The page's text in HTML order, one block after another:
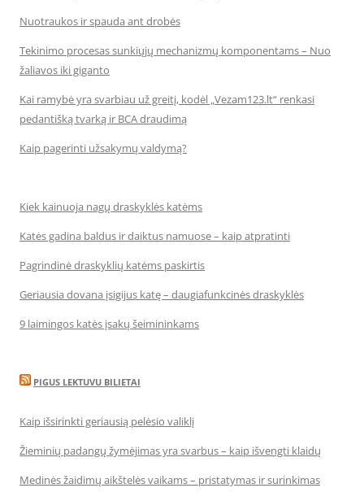
Nuotraukos ir spauda ant drobės
Tekinimo procesas sunkiųjų mechanizmų komponentams – Nuo
žaliavos iki giganto
Kai ramybė yra svarbiau už greitį, kodėl „Vezam123.lt“ renkasi
pedantišką tvarką ir BCA draudimą
Kaip pagerinti užsakymų valdymą?
Kiek kainuoja nagų draskyklės katėms
Katės gadina baldus ir daiktus namuose – kaip atpratinti
Pagrindinė draskyklių katėms paskirtis
Geriausia dovana įsigijus katę – daugiafunkcinės draskyklės
9 laimingos katės įsakų šeimininkams
PIGUS LEKTUVU BILIETAI
Kaip išsirinkti geriausią pelėsio valiklį
Žieminių padangų žymėjimas yra svarbus – kaip išvengti klaidų
Medinės žaidimų aikštelės vaikams – pristatymas ir surinkimas